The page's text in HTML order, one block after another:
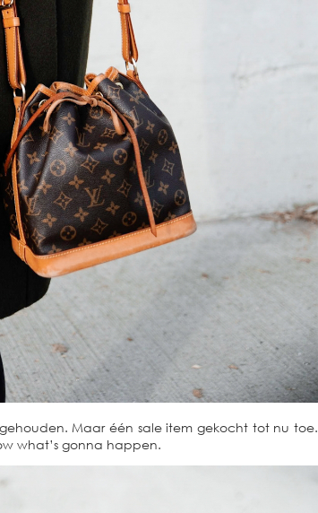
Maar één sale item gekocht tot nu toe.
what’s gonna happen.